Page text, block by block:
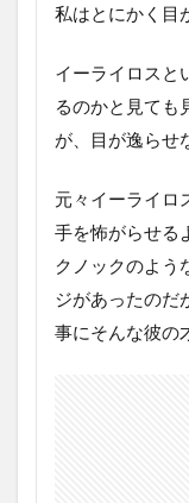
私はとにかく目
イーライロスと
るのかと見ても
が、目が逸らせ
元々イーライロ
手を怖がらせる
クノックのよう
ジがあったのだ
事にそんな彼の